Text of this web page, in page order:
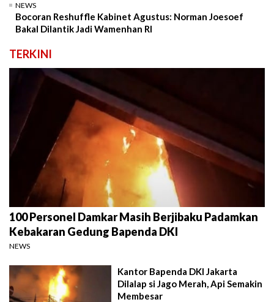
NEWS
Bocoran Reshuffle Kabinet Agustus: Norman Joesoef
Bakal Dilantik Jadi Wamenhan RI
TERKINI
100 Personel Damkar Masih Berjibaku Padamkan
Kebakaran Gedung Bapenda DKI
NEWS
Kantor Bapenda DKI Jakarta
Dilalap si Jago Merah, Api Semakin
Membesar